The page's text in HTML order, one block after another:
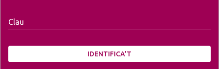
Clau
IDENTIFICA'T